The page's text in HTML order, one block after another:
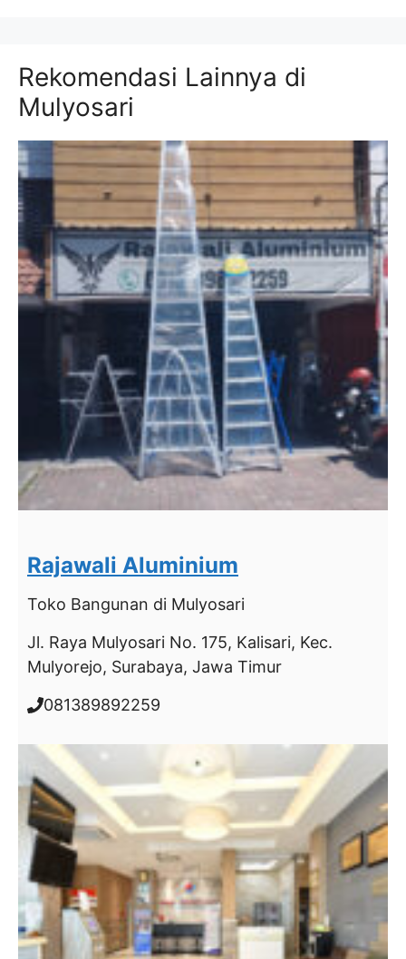
Rekomendasi Lainnya di
Mulyosari
Rajawali Aluminium
Toko Bangunan di Mulyosari
Jl. Raya Mulyosari No. 175, Kalisari, Kec.
Mulyorejo, Surabaya, Jawa Timur
081389892259